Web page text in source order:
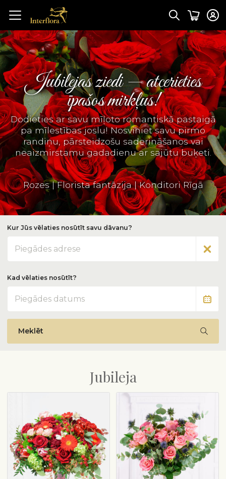
Jubilejas ziedi — atcerieties
īpašos mirkļus!
Dodieties ar savu mīļoto romantiskā pastaigā
pa mīlestības joslu! Nosviniet savu pirmo
randiņu, pārsteidzošu saderināšanos vai
neaizmirstamu gadadienu ar sajūtu buķeti.
Rozes|Florista fantāzija|Konditori Rīgā
Kur Jūs vēlaties nosūtīt savu dāvanu?
Kad vēlaties nosūtīt?
Meklēt
Jubileja